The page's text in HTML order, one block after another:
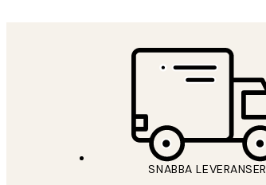
SNABBA LEVERANSER